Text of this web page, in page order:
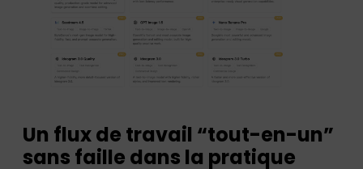
Un flux de travail “tout-en-un”
sans faille dans la pratique